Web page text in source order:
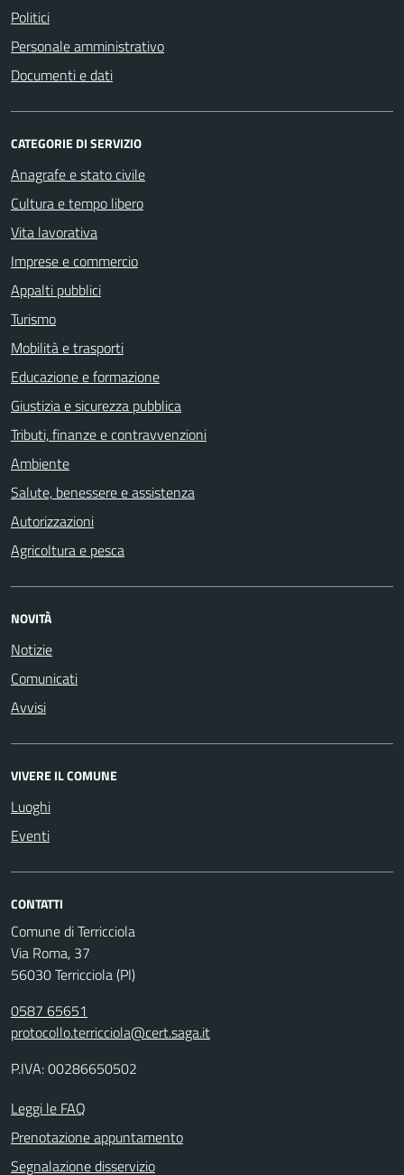
Politici
Personale amministrativo
Documenti e dati
CATEGORIE DI SERVIZIO
Anagrafe e stato civile
Cultura e tempo libero
Vita lavorativa
Imprese e commercio
Appalti pubblici
Turismo
Mobilità e trasporti
Educazione e formazione
Giustizia e sicurezza pubblica
Tributi, finanze e contravvenzioni
Ambiente
Salute, benessere e assistenza
Autorizzazioni
Agricoltura e pesca
NOVITÀ
Notizie
Comunicati
Avvisi
VIVERE IL COMUNE
Luoghi
Eventi
CONTATTI
Comune di Terricciola
Via Roma, 37
56030 Terricciola (PI)
0587 65651
protocollo.terricciola@cert.saga.it
P.IVA: 00286650502
Leggi le FAQ
Prenotazione appuntamento
Segnalazione disservizio